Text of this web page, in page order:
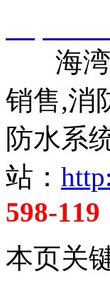
海湾
销售,消
防水系
站：
598-119
本页关